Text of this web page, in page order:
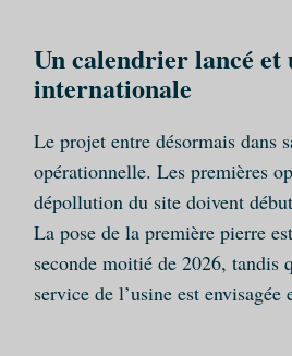
Un calendrier lancé et
internationale
Le projet entre désormais dans
opérationnelle. Les premières
dépollution du site doivent
La pose de la première pierre
seconde moitié de 2026, tandis
service de l’usine est envisagée